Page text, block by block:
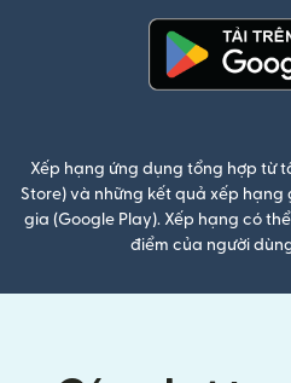
Xếp hạng ứng dụng tổng hợp từ
Store) và những kết quả xếp
gia (Google Play). Xếp hạng có
điểm của người